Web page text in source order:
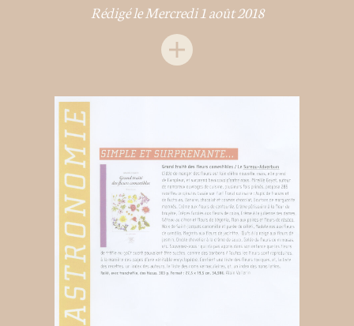
Rédigé le Mercredi 1 août 2018